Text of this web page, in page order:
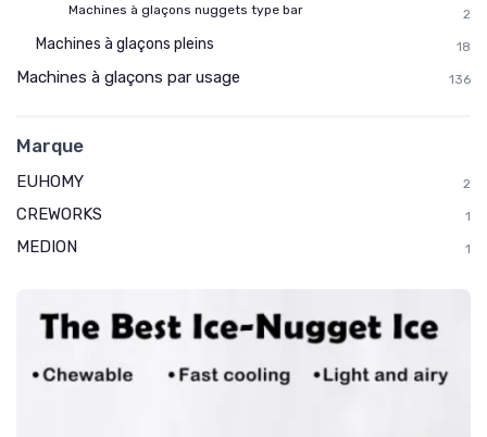
Machines à glaçons nuggets type bar
2
Machines à glaçons pleins 18
Machines à glaçons par usage 136
Marque
EUHOMY 2
CREWORKS 1
MEDION 1